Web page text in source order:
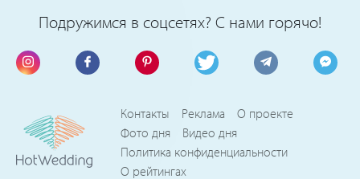
Подружимся в соцсетях? С нами горячо!
Контакты Реклама
О проекте
Фото дня
Видео дня
Политика конфиденциальности
О рейтингах